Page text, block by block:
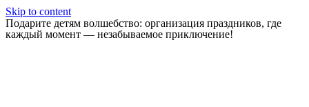
Skip to content
Подарите детям волшебство: организация праздников, где
каждый момент — незабываемое приключение!